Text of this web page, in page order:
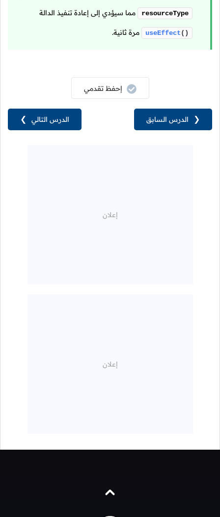
resourceType مما سيؤدي إلى إعادة تنفيذ الدالة
useEffect() مرة ثانية.
الدرس التالي ❯
إحفظ تقدمي
❮ الدرس السابق